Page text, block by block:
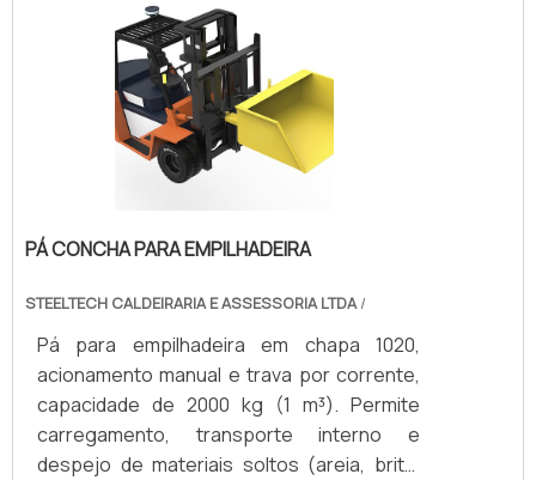
transpaleteiras (tanto a manual como a
elétrica); Diferentes modelos de peças;
Diferentes tamanhos; Diferentes
aplicações.AS PEÇAS PARA MANUTENÇÃO
DE TRANSPALETEIRA PREÇO DE GRANDE
QUALIDADE E EFICIÊNCIAA Vetor Peças
de peças, além de manutenção dos
confiável e rápida a todos os problemas
que as empilhadeiras possam ter. Contate!.
PÁ CONCHA PARA EMPILHADEIRA
STEELTECH CALDEIRARIA E ASSESSORIA LTDA/
Pá para empilhadeira em chapa 1020,
acionamento manual e trava por corrente,
capacidade de 2000 kg (1 m³). Permite
carregamento, transporte interno e
despejo de materiais soltos (areia, brita,